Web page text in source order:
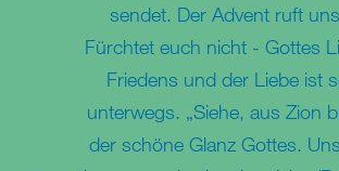
sendet. Der Advent ruft
Fürchtet euch nicht - Gottes
Friedens und der Liebe ist
unterwegs. „Siehe, aus Zion
der schöne Glanz Gottes.